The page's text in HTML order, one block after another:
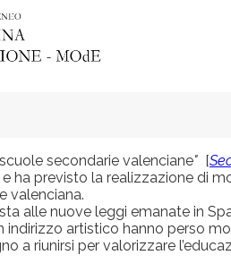
secondarie valenciane" [
ha previsto la realizzazione di
valenciana.
alle nuove leggi emanate in
artistico hanno perso
a riunirsi per valorizzare